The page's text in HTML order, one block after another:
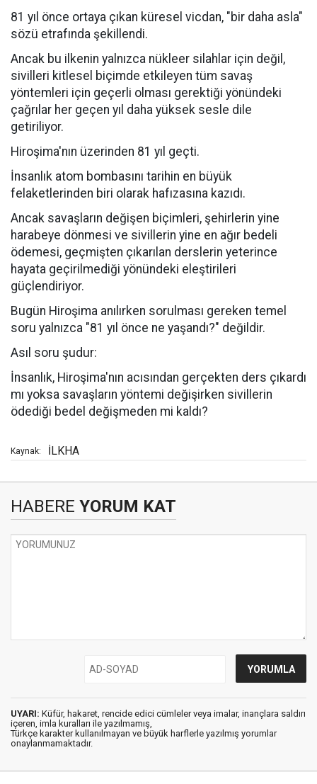
81 yıl önce ortaya çıkan küresel vicdan, "bir daha asla"
sözü etrafında şekillendi.
Ancak bu ilkenin yalnızca nükleer silahlar için değil,
sivilleri kitlesel biçimde etkileyen tüm savaş
yöntemleri için geçerli olması gerektiği yönündeki
çağrılar her geçen yıl daha yüksek sesle dile
getiriliyor.
Hiroşima'nın üzerinden 81 yıl geçti.
İnsanlık atom bombasını tarihin en büyük
felaketlerinden biri olarak hafızasına kazıdı.
Ancak savaşların değişen biçimleri, şehirlerin yine
harabeye dönmesi ve sivillerin yine en ağır bedeli
ödemesi, geçmişten çıkarılan derslerin yeterince
hayata geçirilmediği yönündeki eleştirileri
güçlendiriyor.
Bugün Hiroşima anılırken sorulması gereken temel
soru yalnızca "81 yıl önce ne yaşandı?" değildir.
Asıl soru şudur:
İnsanlık, Hiroşima'nın acısından gerçekten ders çıkardı
mı yoksa savaşların yöntemi değişirken sivillerin
ödediği bedel değişmeden mi kaldı?
Kaynak: İLKHA
HABERE YORUM KAT
UYARI: Küfür, hakaret, rencide edici cümleler veya imalar, inançlara saldırı
içeren, imla kuralları ile yazılmamış,
Türkçe karakter kullanılmayan ve büyük harflerle yazılmış yorumlar
onaylanmamaktadır.